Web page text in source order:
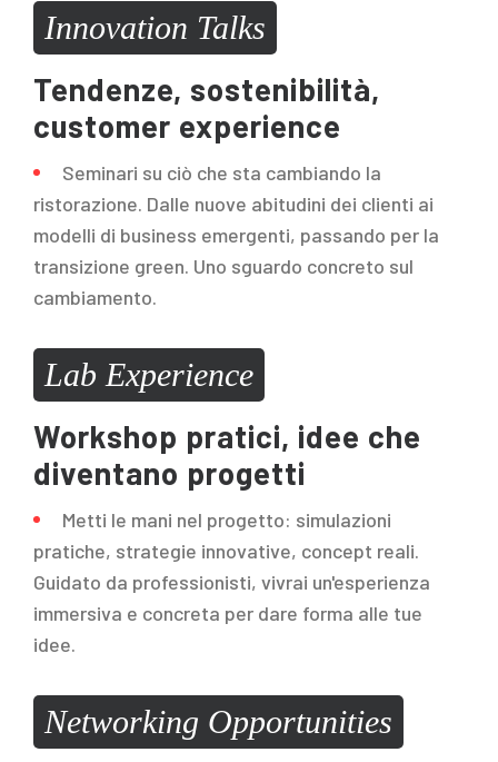
Innovation Talks
Tendenze, sostenibilità,
customer experience
Seminari su ciò che sta cambiando la
ristorazione. Dalle nuove abitudini dei clienti ai
modelli di business emergenti, passando per la
transizione green. Uno sguardo concreto sul
cambiamento.
Lab Experience
Workshop pratici, idee che
diventano progetti
Metti le mani nel progetto: simulazioni
pratiche, strategie innovative, concept reali.
Guidato da professionisti, vivrai un'esperienza
immersiva e concreta per dare forma alle tue
idee.
Networking Opportunities